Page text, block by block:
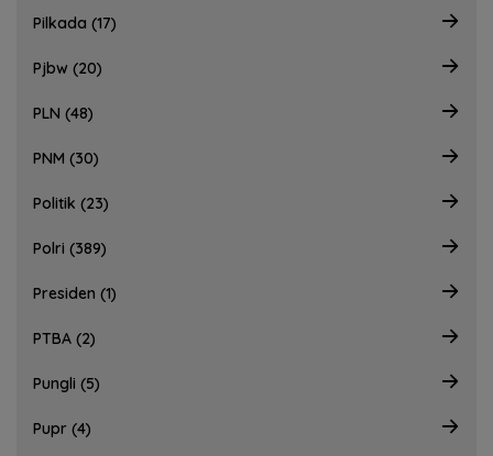
Pilkada (17)
Pjbw (20)
PLN (48)
PNM (30)
Politik (23)
Polri (389)
Presiden (1)
PTBA (2)
Pungli (5)
Pupr (4)